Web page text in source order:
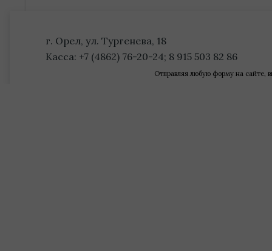
г. Орел, ул. Тургенева, 18
Касса: +7 (4862) 76-20-24; 8 915 503 82 86
Отправляя любую форму на сайте,